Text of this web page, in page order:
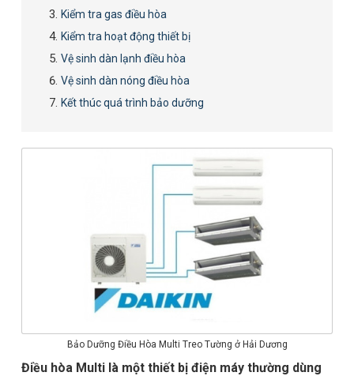
Kiểm tra gas điều hòa
Kiểm tra hoạt động thiết bị
Vệ sinh dàn lạnh điều hòa
Vệ sinh dàn nóng điều hòa
Kết thúc quá trình bảo dưỡng
Bảo Dưỡng Điều Hòa Multi Treo Tường ở Hải Dương
Điều hòa Multi là một thiết bị điện máy thường dùng